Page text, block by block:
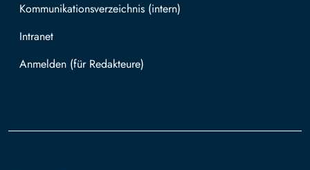
Kommunikationsverzeichnis (intern)
Intranet
Mit TUBAF Login anmelden